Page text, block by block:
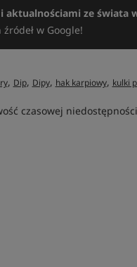
aktualnościami ze świata
w Google!
, Dip, Dipy, hak karpiowy, kulki
czasowej